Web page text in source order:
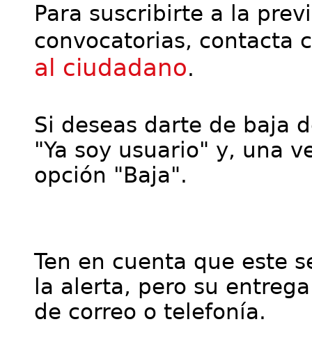
Para suscribirte a la
convocatorias, contacta
al ciudadano.
Si deseas darte de baja
"Ya soy usuario" y, una
opción "Baja".
Ten en cuenta que este
la alerta, pero su
de correo o telefonía.